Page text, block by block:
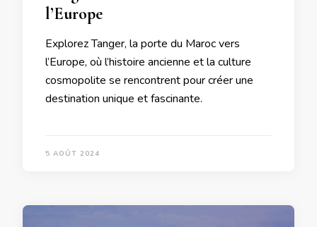
l’Europe
Explorez Tanger, la porte du Maroc vers
l’Europe, où l’histoire ancienne et la culture
cosmopolite se rencontrent pour créer une
destination unique et fascinante.
5 AOÛT 2024